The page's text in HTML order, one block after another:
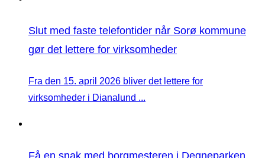
Slut med faste telefontider når Sorø kommune
gør det lettere for virksomheder
Fra den 15. april 2026 bliver det lettere for
virksomheder i Dianalund ...
Få en snak med borgmesteren i Degneparken